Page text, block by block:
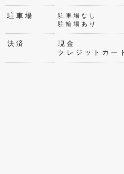
駐車場
駐車場なし
駐輪場あり
決済
現金
クレジットカー